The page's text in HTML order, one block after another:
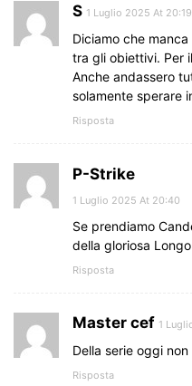
S 1 Luglio 2025 At 20:19
Diciamo che
tra gli obiettivi. Per
Anche andassero
solamente sperare
Risposta
P-Strike
1 Luglio 2025 At 20:40
Se prendiamo
della gloriosa
Risposta
Master cef 1
Della serie oggi
Risposta